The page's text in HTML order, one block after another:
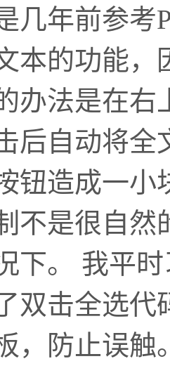
几年前参考
本的功能
办法是在
后自动将全
钮造成一小
不是很自然
下。 我平
双击全选
，防止误触